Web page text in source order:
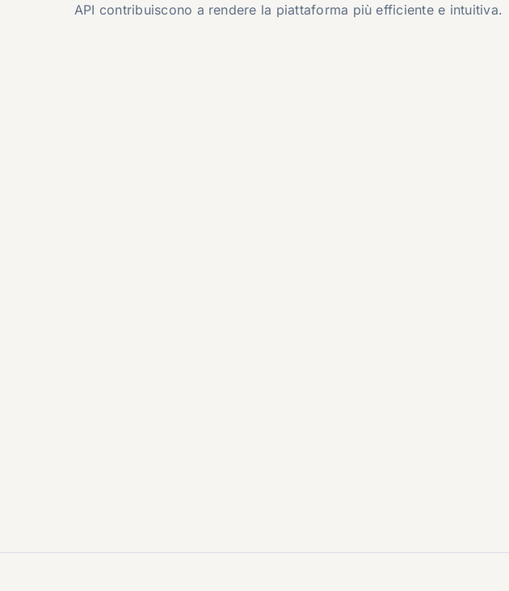
API contribuiscono a rendere la piattaforma più efficiente e intuitiva.